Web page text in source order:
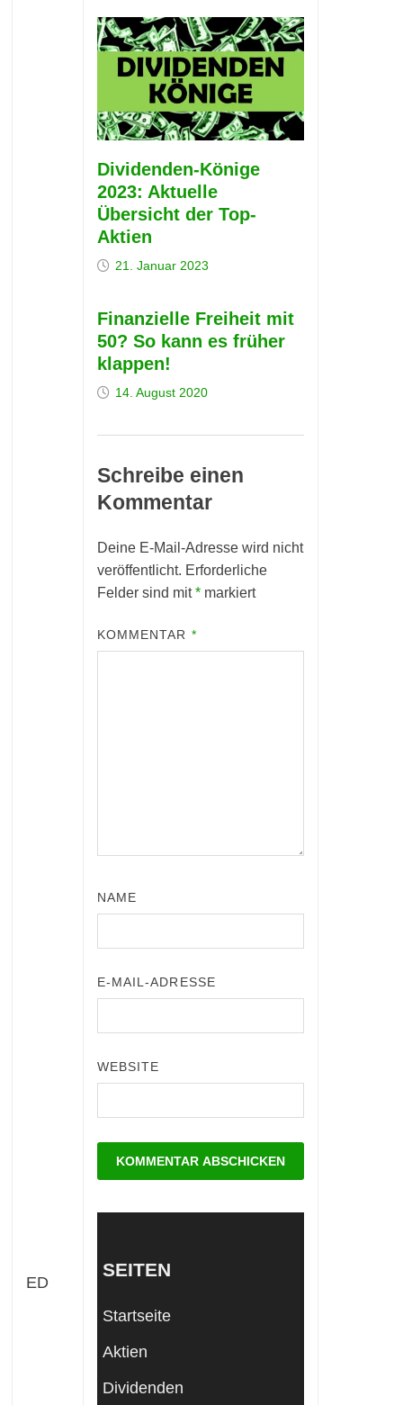
ED
Dividenden-Könige
2023: Aktuelle
Übersicht der Top-
Aktien
21. Januar 2023
Finanzielle Freiheit mit
50? So kann es früher
klappen!
14. August 2020
Schreibe einen
Kommentar
Deine E-Mail-Adresse wird nicht
veröffentlicht. Erforderliche
Felder sind mit*markiert
KOMMENTAR *
NAME
E-MAIL-ADRESSE
WEBSITE
SEITEN
Startseite
Aktien
Dividenden